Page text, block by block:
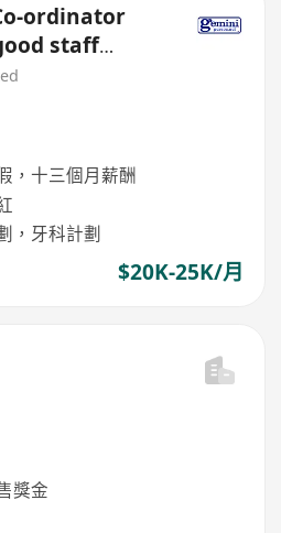
ordinator
staff
，十三個月薪酬
，牙科計劃
$20K-25K/月
獎金